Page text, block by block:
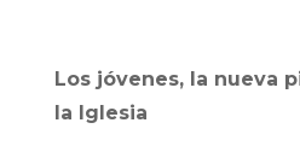
Los jóvenes, la nueva
la Iglesia